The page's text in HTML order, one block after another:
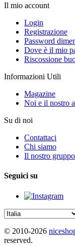
Il mio account
Login
Registrazione
Password
Dove è il mio
Riscossione
Informazioni Utili
Magazine
Noi e il nostro
Su di noi
Contattaci
Chi siamo
Il nostro gruppo
Seguici su
© 2010-2026
reserved.